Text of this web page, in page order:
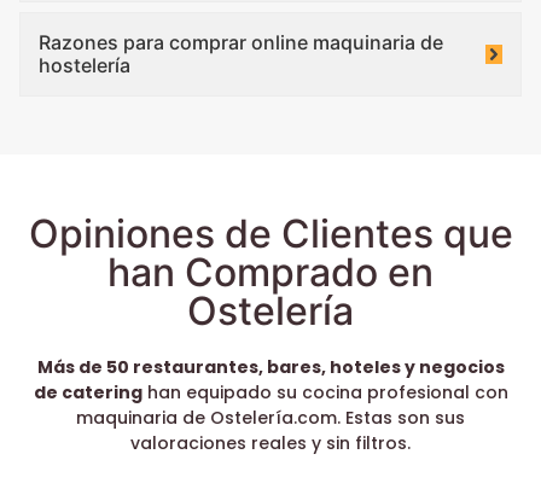
Razones para comprar online maquinaria de
hostelería
Opiniones de Clientes que
han Comprado en
Ostelería
Más de 50 restaurantes, bares, hoteles y negocios
de cateringhan equipado su cocina profesional con
maquinaria de Ostelería.com. Estas son sus
valoraciones reales y sin filtros.